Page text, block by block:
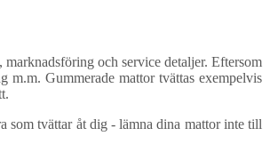
och service detaljer. Eftersom
Gummerade mattor tvättas exempelvis
som tvättar åt dig - lämna dina mattor inte till